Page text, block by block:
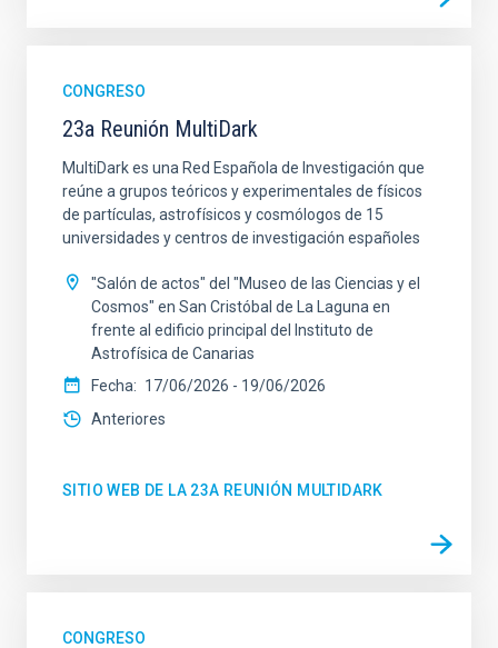
CONGRESO
23a Reunión MultiDark
MultiDark es una Red Española de Investigación que
reúne a grupos teóricos y experimentales de físicos
de partículas, astrofísicos y cosmólogos de 15
universidades y centros de investigación españoles
"Salón de actos" del "Museo de las Ciencias y el
Cosmos" en San Cristóbal de La Laguna en
frente al edificio principal del Instituto de
Astrofísica de Canarias
Fecha
17/06/2026 - 19/06/2026
Anteriores
SITIO WEB DE LA 23A REUNIÓN MULTIDARK
CONGRESO